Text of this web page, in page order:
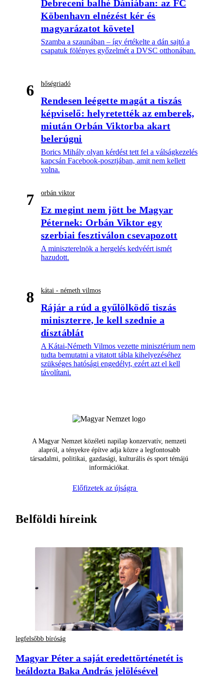
Debreceni balhé Dániában: az FC
Köbenhavn elnézést kér és
magyarázatot követel
Szamba a szaunában – így értékelte a dán sajtó a
csapatuk fölényes győzelmét a DVSC otthonában.
6 hőségriadó
Rendesen leégette magát a tiszás
képviselő: helyretették az emberek,
miután Orbán Viktorba akart
belerúgni
Borics Mihály olyan kérdést tett fel a válságkezelés
kapcsán Facebook-posztjában, amit nem kellett
volna.
7 orbán viktor
Ez megint nem jött be Magyar
Péternek: Orbán Viktor egy
szerbiai fesztiválon csevapozott
A miniszterelnök a hergelés kedvéért ismét
hazudott.
8 kátai - németh vilmos
Rájár a rúd a gyűlölködő tiszás
miniszterre, le kell szednie a
dísztáblát
A Kátai-Németh Vilmos vezette minisztérium nem
tudta bemutatni a vitatott tábla kihelyezéséhez
szükséges hatósági engedélyt, ezért azt el kell
távolítani.
A Magyar Nemzet közéleti napilap konzervatív, nemzeti
alapról, a tényekre építve adja közre a legfontosabb
társadalmi, politikai, gazdasági, kulturális és sport témájú
információkat.
Előfizetek az újságra
Belföldi híreink
legfelsőbb bíróság
Magyar Péter a saját eredettörténetét is
beáldozta Baka András jelölésével